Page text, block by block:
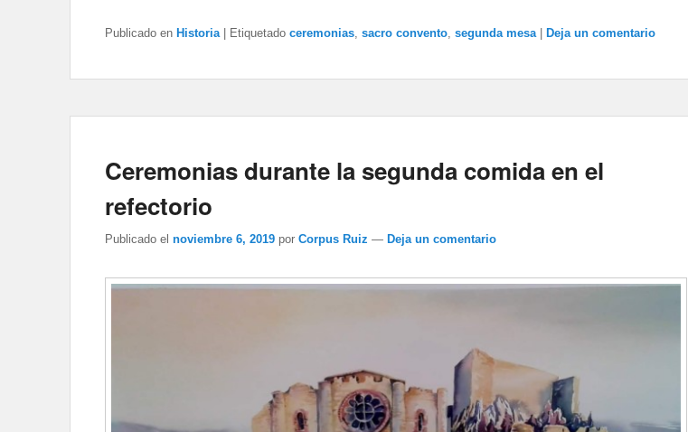
Publicado en Historia | Etiquetado ceremonias sacro convento segunda mesa | Deja un comentario
Ceremonias durante la segunda comida en el
refectorio
Publicado el noviembre 6, 2019 por Corpus Ruiz — Deja un comentario